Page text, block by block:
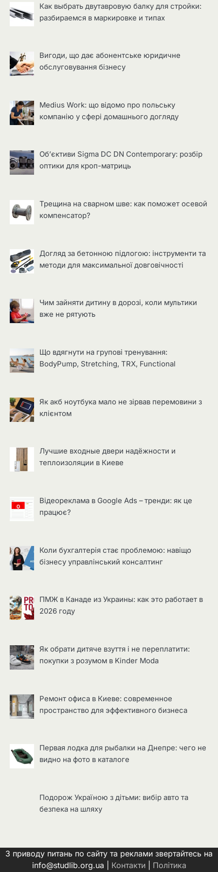
Как выбрать двутавровую балку для стройки:
разбираемся в маркировке и типах
Вигоди, що дає абонентське юридичне
обслуговування бізнесу
Medius Work: що відомо про польську
компанію у сфері домашнього догляду
Об’єктиви Sigma DC DN Contemporary: розбір
оптики для кроп-матриць
Трещина на сварном шве: как поможет осевой
компенсатор?
Догляд за бетонною підлогою: інструменти та
методи для максимальної довговічності
Чим зайняти дитину в дорозі, коли мультики
вже не рятують
Що вдягнути на групові тренування:
BodyPump, Stretching, TRX, Functional
Як акб ноутбука мало не зірвав перемовини з
клієнтом
Лучшие входные двери надёжности и
теплоизоляции в Киеве
Відеореклама в Google Ads – тренди: як це
працює?
Коли бухгалтерія стає проблемою: навіщо
бізнесу управлінський консалтинг
ПМЖ в Канаде из Украины: как это работает в
2026 году
Як обрати дитяче взуття і не переплатити:
покупки з розумом в Kinder Moda
Ремонт офиса в Киеве: современное
пространство для эффективного бизнеса
Первая лодка для рыбалки на Днепре: чего не
видно на фото в каталоге
Подорож Україною з дітьми: вибір авто та
безпека на шляху
З приводу питань по сайту та реклами звертайтесь на
info@studlib.org.ua | Контакти| Політика